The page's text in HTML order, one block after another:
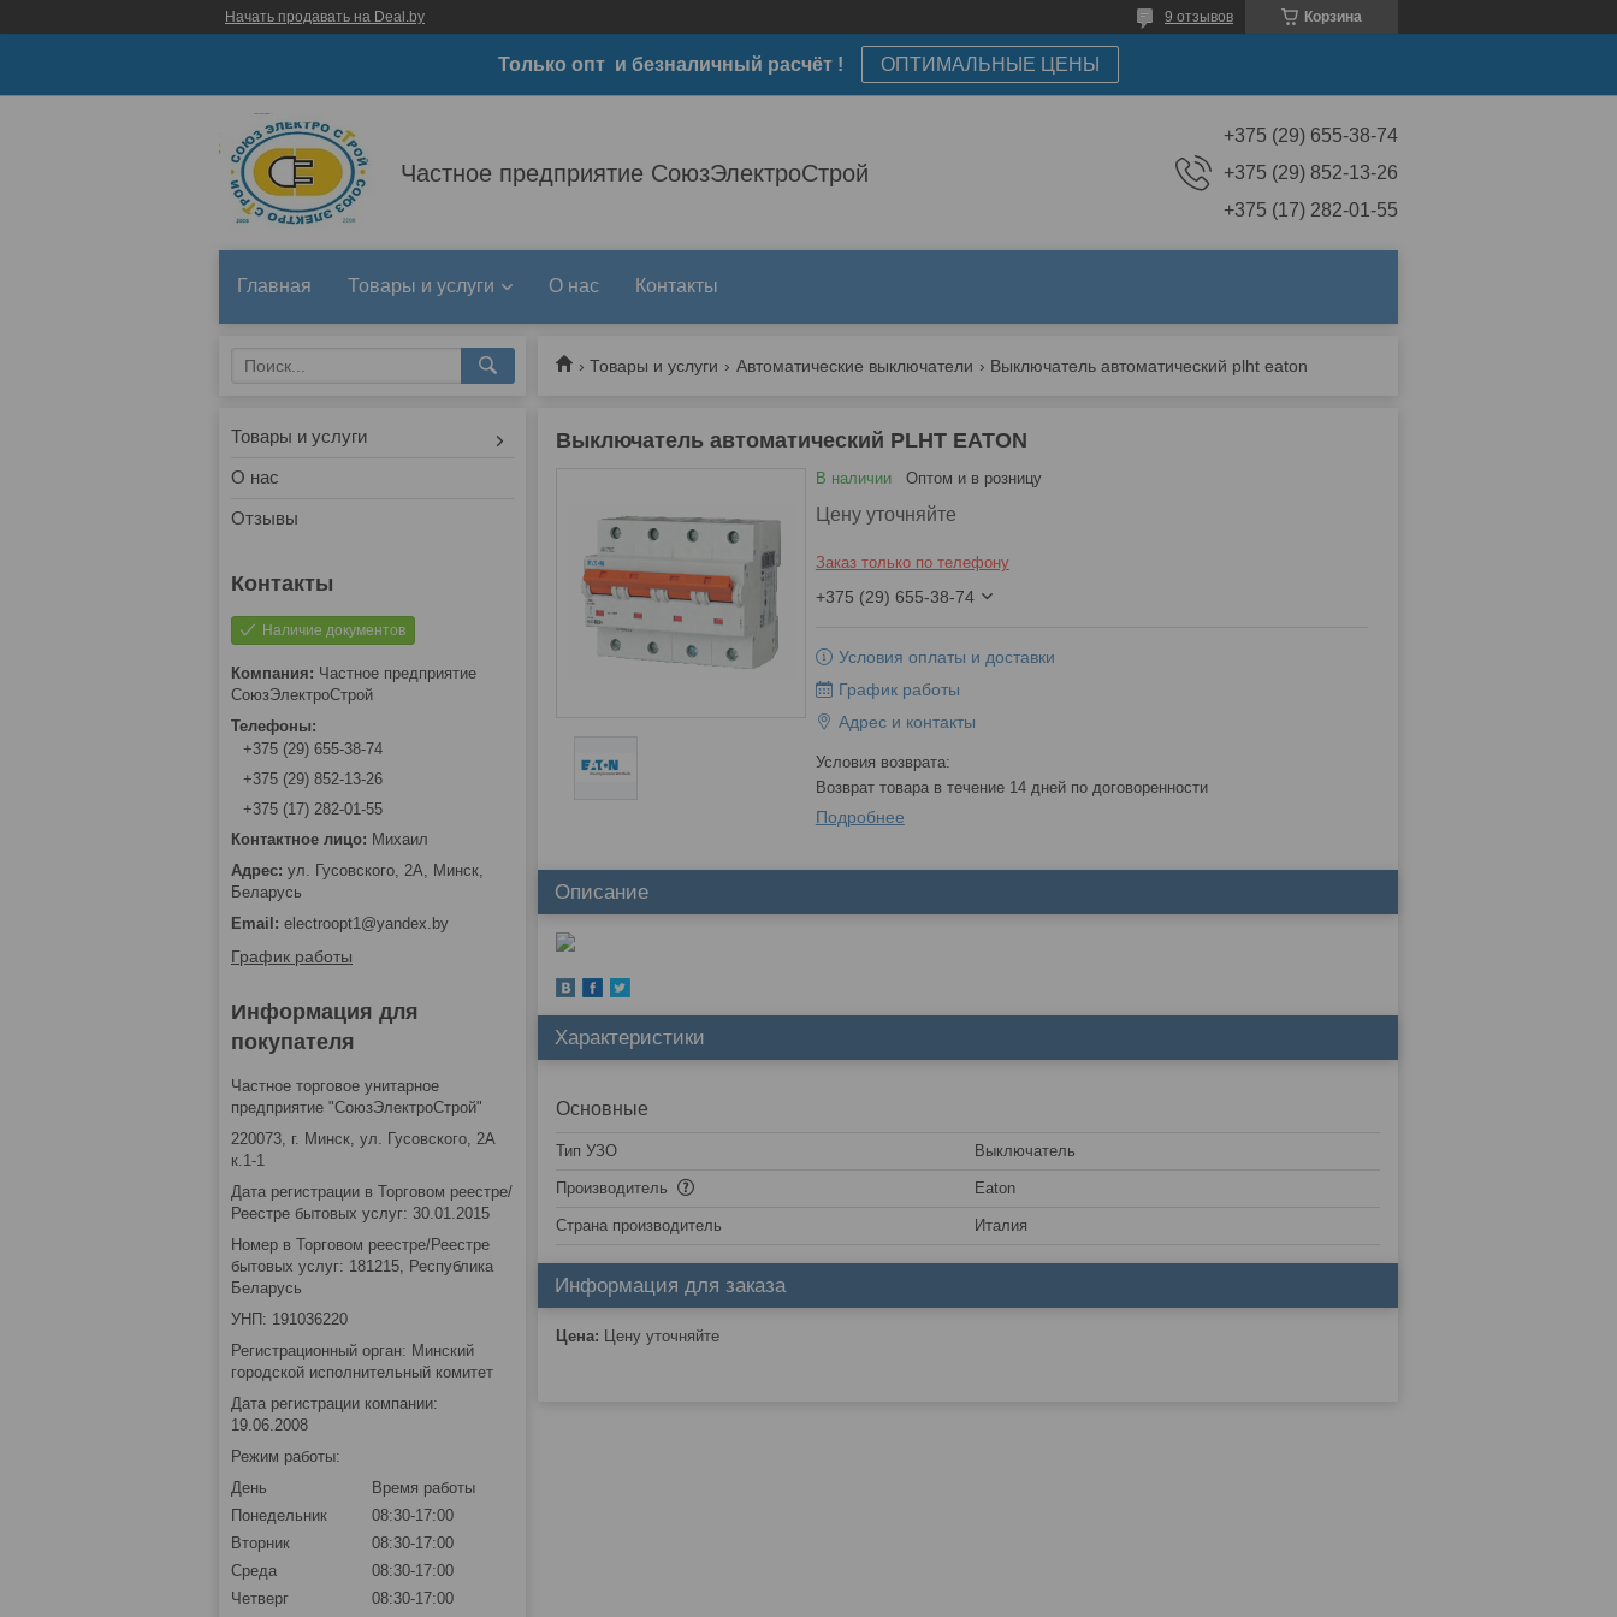
Начать продавать на Deal.by Корзина
9 отзывов
Только опт и безналичный расчёт ! ОПТИМАЛЬНЫЕ ЦЕНЫ
Частное предприятие СоюзЭлектроСтрой
+375 (29) 655-38-74
+375 (29) 852-13-26
+375 (17) 282-01-55
Главная Товары и услуги О нас Контакты
Товары и услуги Автоматические выключатели Выключатель автоматический plht eaton
Выключатель автоматический PLHT EATON
В наличии Оптом и в розницу
Цену уточняйте
Заказ только по телефону
+375 (29) 655-38-74
Условия оплаты и доставки
График работы
Адрес и контакты
возврат товара в течение 14 дней по договоренности
Подробнее
Описание
Характеристики
Основные
Тип УЗО Выключатель
Производитель Eaton
Страна производитель Италия
Информация для заказа
Цена: Цену уточняйте
Товары и услуги
О нас
Отзывы
Наличие документов
Частное предприятие
СоюзЭлектроСтрой
+375 (29) 655-38-74
+375 (29) 852-13-26
+375 (17) 282-01-55
Михаил
ул. Гусовского, 2А, Минск,
Беларусь
electroopt1@yandex.by
График работы
Информация для
покупателя
Частное торговое унитарное
предприятие "СоюзЭлектроСтрой"
220073, г. Минск, ул. Гусовского, 2А
к.1-1
Дата регистрации в Торговом реестре/
Реестре бытовых услуг: 30.01.2015
Номер в Торговом реестре/Реестре
бытовых услуг: 181215, Республика
Беларусь
УНП: 191036220
Регистрационный орган: Минский
городской исполнительный комитет
Дата регистрации компании:
19.06.2008
Режим работы:
День
Время работы
Понедельник
08:30-17:00
Вторник
08:30-17:00
Среда
08:30-17:00
Четверг
08:30-17:00